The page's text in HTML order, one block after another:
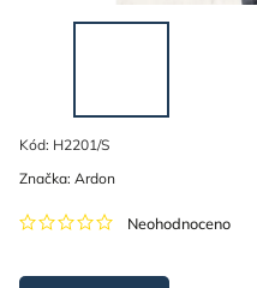
Kód: H2201/S
Neohodnoceno
Značka: Ardon